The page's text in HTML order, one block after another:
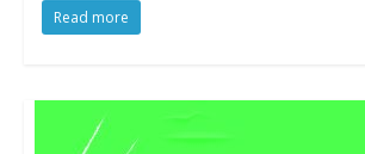
Read more